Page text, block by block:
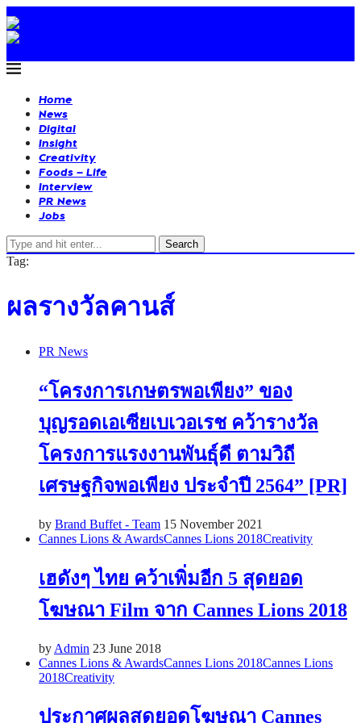
Home
News
Digital
Insight
Creativity
Foods – Life
Interview
PR News
Jobs
Search
Tag:
ผลรางวัลคานส์
PR News
“โครงการเกษตรพอเพียง” ของ
บุญรอดเอเซียเบเวอเรช คว้ารางวัล
โครงการแรงงานพันธุ์ดี ตามวิถี
เศรษฐกิจพอเพียง ประจำปี 2564” [PR]
by Brand Buffet - Team 15 November 2021
Cannes Lions & AwardsCannes Lions 2018Creativity
เฮดังๆ ไทย คว้าเพิ่มอีก 5 สุดยอด
โฆษณา Film จาก Cannes Lions 2018
by Admin 23 June 2018
Cannes Lions & AwardsCannes Lions 2018Cannes Lions
2018Creativity
ประกาศผลสุดยอดโฆษณา Cannes